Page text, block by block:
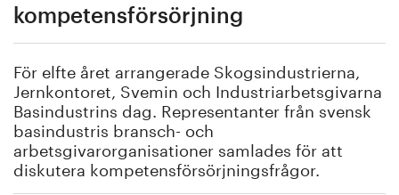
Energi/miljö
Vi tycker
Publicerat
kompetensförsörjning
För elfte året arrangerade Skogsindustrierna,
Jernkontoret, Svemin och Industriarbetsgivarna
Basindustrins dag. Representanter från svensk
basindustris bransch- och
arbetsgivarorganisationer samlades för att
diskutera kompetensförsörjningsfrågor.